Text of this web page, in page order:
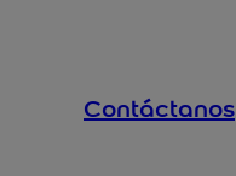
Contáctanos